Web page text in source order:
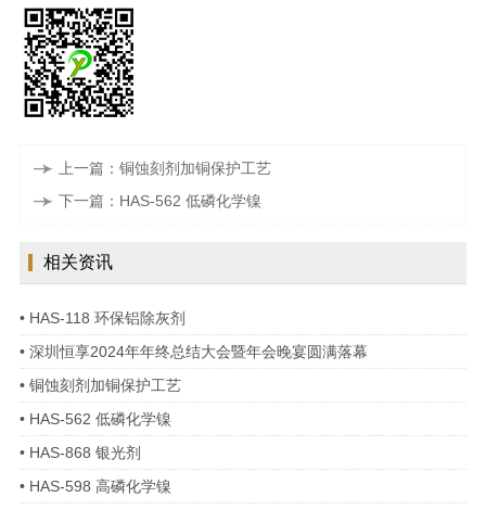
上一篇：铜蚀刻剂加铜保护工艺
下一篇：HAS-562 低磷化学镍
相关资讯
• HAS-118 环保铝除灰剂
• 深圳恒享2024年年终总结大会暨年会晚宴圆满落幕
• 铜蚀刻剂加铜保护工艺
• HAS-562 低磷化学镍
• HAS-868 银光剂
• HAS-598 高磷化学镍